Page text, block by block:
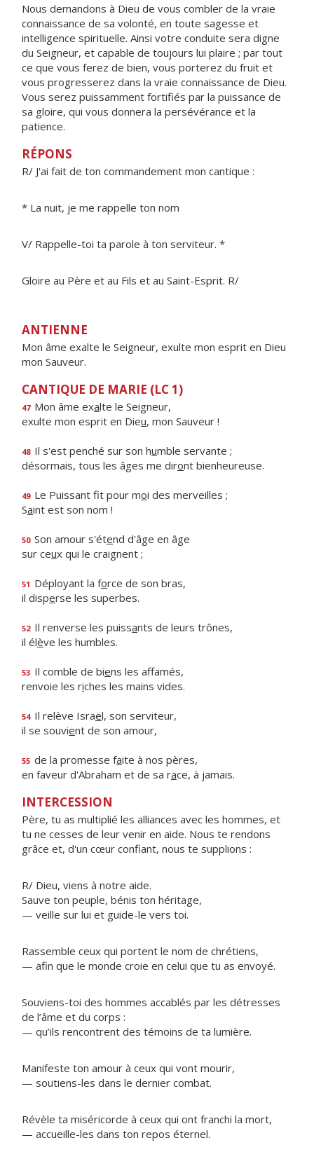
Nous demandons à Dieu de vous combler de la vraie
connaissance de sa volonté, en toute sagesse et
intelligence spirituelle. Ainsi votre conduite sera digne
du Seigneur, et capable de toujours lui plaire ; par tout
ce que vous ferez de bien, vous porterez du fruit et
vous progresserez dans la vraie connaissance de Dieu.
Vous serez puissamment fortifiés par la puissance de
sa gloire, qui vous donnera la persévérance et la
patience.
RÉPONS
R/ J'ai fait de ton commandement mon cantique :
* La nuit, je me rappelle ton nom
V/ Rappelle-toi ta parole à ton serviteur. *
Gloire au Père et au Fils et au Saint-Esprit. R/
ANTIENNE
Mon âme exalte le Seigneur, exulte mon esprit en Dieu
mon Sauveur.
CANTIQUE DE MARIE (LC 1)
47 Mon âme exalte le Seigneur,
exulte mon esprit en Dieu, mon Sauveur !
48 Il s'est penché sur son humble servante ;
désormais, tous les âges me diront bienheureuse.
49 Le Puissant fit pour moi des merveilles ;
Saint est son nom !
50 Son amour s'étend d'âge en âge
sur ceux qui le craignent ;
51 Déployant la force de son bras,
il disperse les superbes.
52 Il renverse les puissants de leurs trônes,
il élève les humbles.
53 Il comble de biens les affamés,
renvoie les riches les mains vides.
54 Il relève Israël, son serviteur,
il se souvient de son amour,
55 de la promesse faite à nos pères,
en faveur d'Abraham et de sa race, à jamais.
INTERCESSION
Père, tu as multiplié les alliances avec les hommes, et
tu ne cesses de leur venir en aide. Nous te rendons
grâce et, d'un cœur confiant, nous te supplions :
R/ Dieu, viens à notre aide.
Sauve ton peuple, bénis ton héritage,
— veille sur lui et guide-le vers toi.
Rassemble ceux qui portent le nom de chrétiens,
— afin que le monde croie en celui que tu as envoyé.
Souviens-toi des hommes accablés par les détresses
de l’âme et du corps :
— qu’ils rencontrent des témoins de ta lumière.
Manifeste ton amour à ceux qui vont mourir,
— soutiens-les dans le dernier combat.
Révèle ta miséricorde à ceux qui ont franchi la mort,
— accueille-les dans ton repos éternel.